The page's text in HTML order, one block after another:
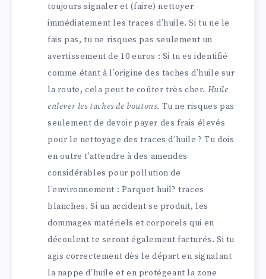
toujours signaler et (faire) nettoyer
immédiatement les traces d’huile. Si tu ne le
fais pas, tu ne risques pas seulement un
avertissement de 10 euros : Si tu es identifié
comme étant à l’origine des taches d’huile sur
la route, cela peut te coûter très cher. Huile
enlever les taches de boutons. Tu ne risques pas
seulement de devoir payer des frais élevés
pour le nettoyage des traces d’huile ? Tu dois
en outre t’attendre à des amendes
considérables pour pollution de
l’environnement : Parquet huil? traces
blanches. Si un accident se produit, les
dommages matériels et corporels qui en
découlent te seront également facturés. Si tu
agis correctement dès le départ en signalant
la nappe d’huile et en protégeant la zone